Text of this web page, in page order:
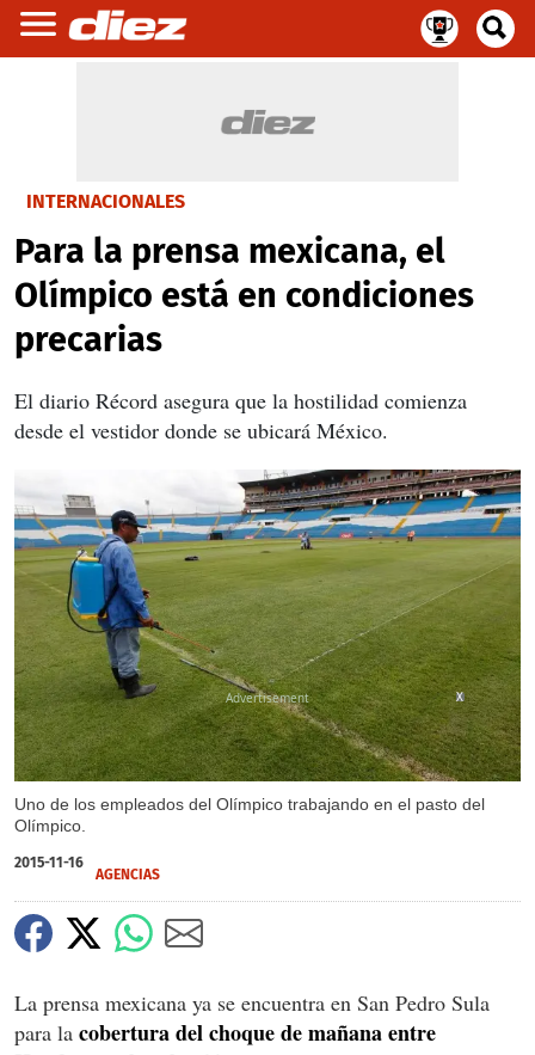
INTERNACIONALES
Para la prensa mexicana, el
Olímpico está en condiciones
precarias
El diario Récord asegura que la hostilidad comienza
desde el vestidor donde se ubicará México.
Uno de los empleados del Olímpico trabajando en el pasto del
Olímpico.
X
2015-11-16
AGENCIAS
La prensa mexicana ya se encuentra en San Pedro Sula
para la cobertura del choque de mañana entre